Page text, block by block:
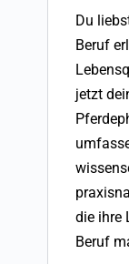
Du
Beruf
jetzt
die ihre
Beruf